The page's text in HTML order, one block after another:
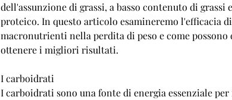
dell'assunzione di grassi, a basso contenuto di grassi
proteico. In questo articolo esamineremo l'efficacia
macronutrienti nella perdita di peso e come possono
ottenere i migliori risultati.
I carboidrati
I carboidrati sono una fonte di energia essenziale per